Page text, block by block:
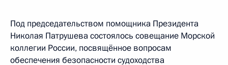
Под председательством помощника Президента
Николая Патрушева состоялось совещание Морской
коллегии России, посвящённое вопросам
обеспечения безопасности судоходства